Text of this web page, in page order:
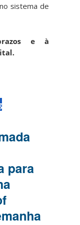
sistema de
e à
para